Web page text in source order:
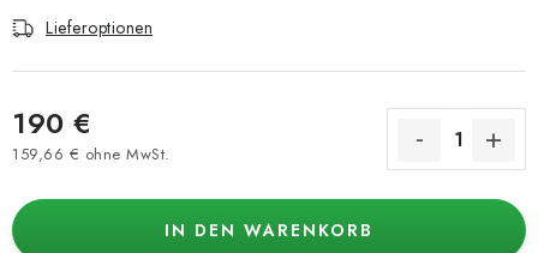
Lieferoptionen
190 €
159,66 € ohne MwSt.
IN DEN WARENKORB